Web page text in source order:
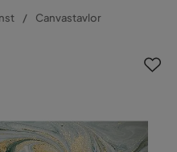
Canvastavlor